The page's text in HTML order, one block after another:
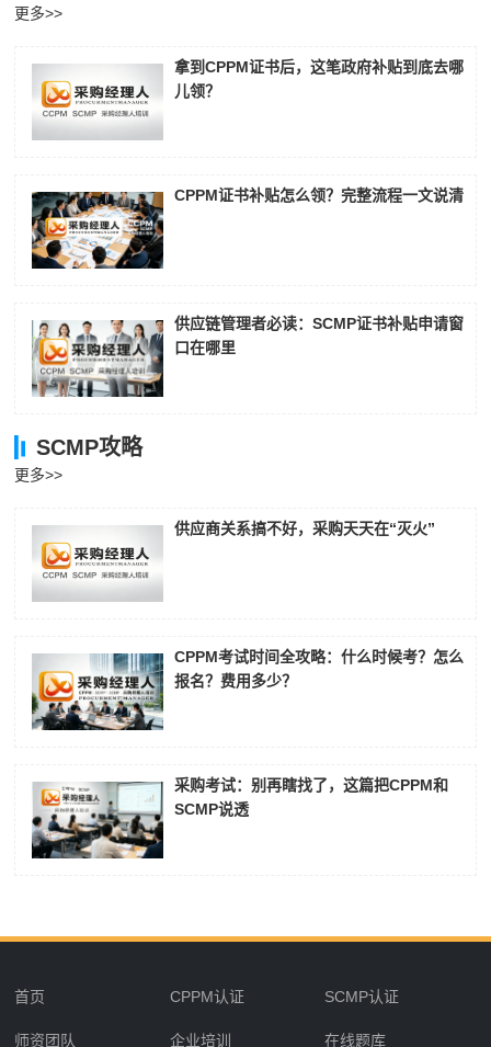
更多>>
拿到CPPM证书后，这笔政府补贴到底去哪
儿领？
CPPM证书补贴怎么领？完整流程一文说清
供应链管理者必读：SCMP证书补贴申请窗
口在哪里
SCMP攻略
更多>>
供应商关系搞不好，采购天天在“灭火”
CPPM考试时间全攻略：什么时候考？怎么
报名？费用多少？
采购考试：别再瞎找了，这篇把CPPM和
SCMP说透
首页 CPPM认证 SCMP认证
师资团队 企业培训 在线题库